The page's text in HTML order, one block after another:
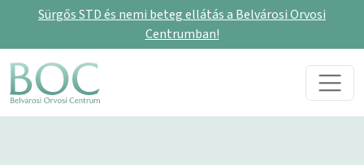
Sürgős STD és nemi beteg ellátás a Belvárosi Orvosi
Centrumban!
Skip to content
Main Navigation